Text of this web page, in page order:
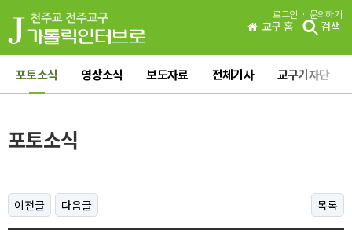
로그인 · 문의하기
교구 홈 검색
포토소식 영상소식 보도자료 전체기사 교구기자단
포토소식
이전글 다음글 목록